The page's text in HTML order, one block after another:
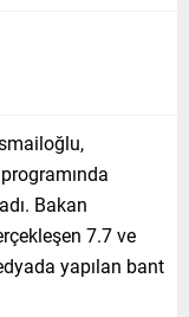
Bakan
7.7 ve
yapılan bant